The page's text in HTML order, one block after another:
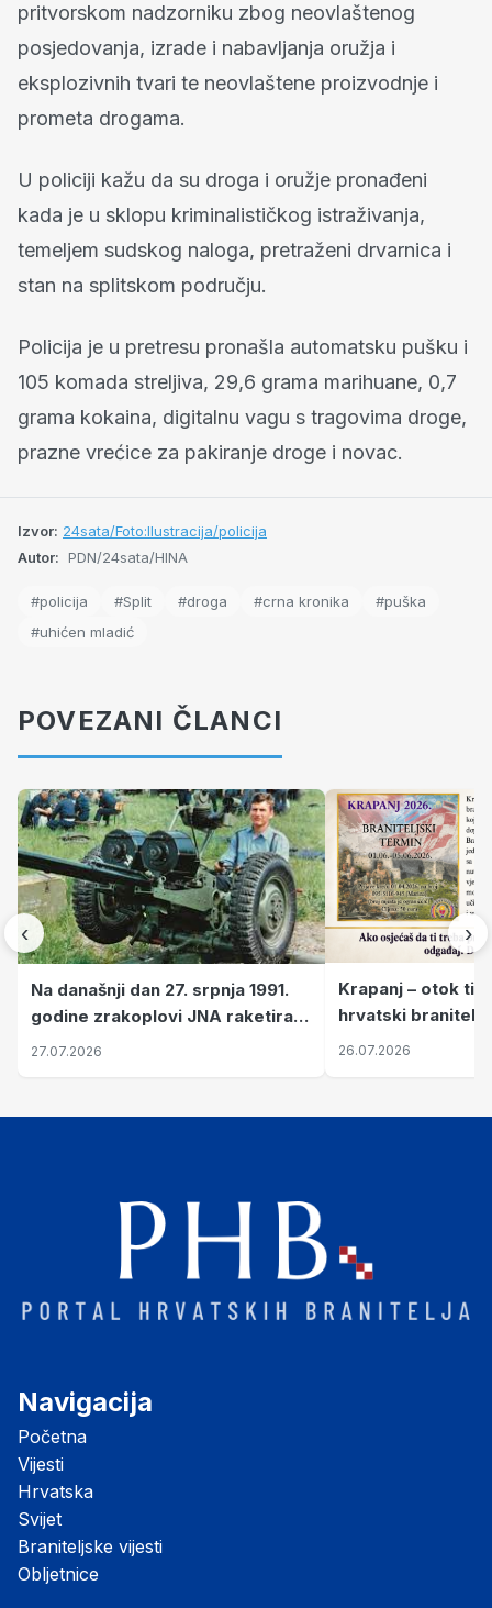
pritvorskom nadzorniku zbog neovlaštenog
posjedovanja, izrade i nabavljanja oružja i
eksplozivnih tvari te neovlaštene proizvodnje i
prometa drogama.
U policiji kažu da su droga i oružje pronađeni
kada je u sklopu kriminalističkog istraživanja,
temeljem sudskog naloga, pretraženi drvarnica i
stan na splitskom području.
Policija je u pretresu pronašla automatsku pušku i
105 komada streljiva, 29,6 grama marihuane, 0,7
grama kokaina, digitalnu vagu s tragovima droge,
prazne vrećice za pakiranje droge i novac.
Izvor: 24sata/Foto:Ilustracija/policija
Autor: PDN/24sata/HINA
#policija #Split #droga #crna kronika
#puška
#uhićen mladić
POVEZANI ČLANCI
‹
Na današnji dan 27. srpnja 1991.
godine zrakoplovi JNA raketirali
su vojarnu i obučni centar "Nikola
27.07.2026
Krapanj – otok
hrvatski branitelji
pronalaze mir
26.07.2026
›
Navigacija
Početna
Vijesti
Hrvatska
Svijet
Braniteljske vijesti
Obljetnice